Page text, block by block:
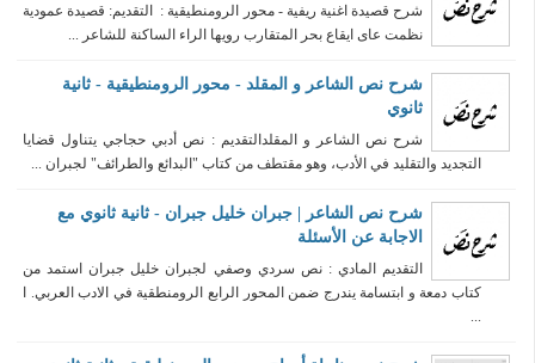
شرح قصيدة اغنية ريفية - محور الرومنطيقية : التقديم: قصيدة عمودية
نظمت عاى ايقاع بحر المتقارب رويها الراء الساكنة للشاعر ...
شرح نص الشاعر و المقلد - محور الرومنطيقية - ثانية
ثانوي
شرح نص الشاعر و المقلدالتقديم : نص أدبي حجاجي يتناول قضايا
التجديد والتقليد في الأدب، وهو مقتطف من كتاب "البدائع والطرائف" لجبران ...
شرح نص الشاعر | جبران خليل جبران - ثانية ثانوي مع
الاجابة عن الأسئلة
التقديم المادي : نص سردي وصفي لجبران خليل جبران استمد من
كتاب دمعة و ابتسامة يندرج ضمن المحور الرابع الرومنطقية في الادب العربي. ا